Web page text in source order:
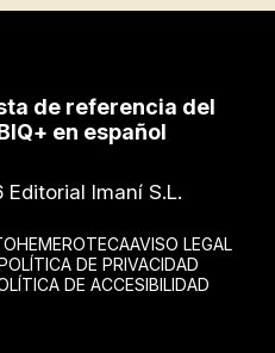
de referencia del
en español
Imaní S.L.
HEMEROTECAAVISO LEGAL
DE PRIVACIDAD
DE ACCESIBILIDAD